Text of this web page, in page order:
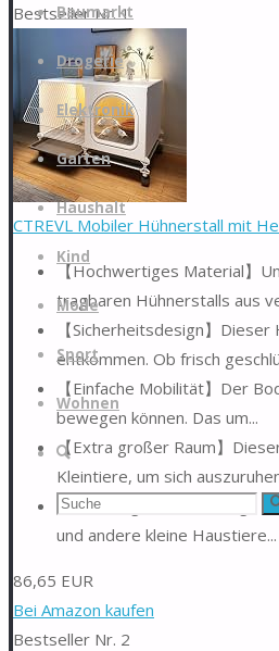
Inhalt
springen
Baumarkt
Drogerie
Elektronik
Garten
Haushalt
Kind
Mode
Sport
Wohnen
Suche
Suchen
Bestseller Nr. 1
CTREVL Mobiler Hühnerstall mit
【Hochwertiges Material】
tragbaren Hühnerstalls aus
【Sicherheitsdesign】
entkommen. Ob frisch
【Einfache Mobilität】Der
bewegen können. Das um...
【Extra großer Raum】
Kleintiere, um sich
【Vielseitige Verwendung】
und andere kleine Haustiere...
86,65 EUR
Bei Amazon kaufen
Bestseller Nr. 2